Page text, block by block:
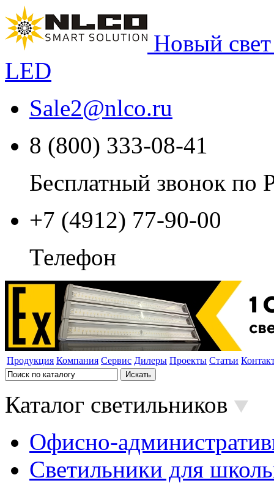
Новый
LED
Sale2@nlco.ru
8 (800) 333-08-41
Бесплатный звонок по
+7 (4912) 77-90-00
Телефон
Продукция Компания Сервис Дилеры Проекты Статьи
Каталог светильников
Офисно-
Светильники для